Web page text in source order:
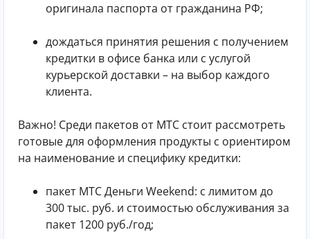
оригинала паспорта от гражданина РФ;
дождаться принятия решения с получением
кредитки в офисе банка или с услугой
курьерской доставки – на выбор каждого
клиента.
Важно! Среди пакетов от МТС стоит рассмотреть
готовые для оформления продукты с ориентиром
на наименование и специфику кредитки:
пакет МТС Деньги Weekend: с лимитом до
300 тыс. руб. и стоимостью обслуживания за
пакет 1200 руб./год;